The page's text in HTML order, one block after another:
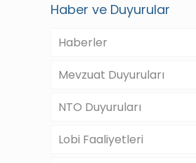
Haber ve Duyurular
Haberler
Mevzuat Duyuruları
NTO Duyuruları
Lobi Faaliyetleri